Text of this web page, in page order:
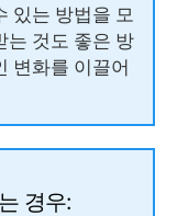
있는 방법을 모
는 것도 좋은 방
변화를 이끌어
경우: